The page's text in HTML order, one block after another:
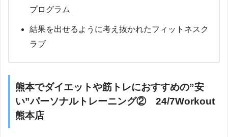
プログラム
結果を出せるように考え抜かれたフィットネスク
ラブ
熊本でダイエットや筋トレにおすすめの”安
い”パーソナルトレーニング② 24/7Workout
熊本店